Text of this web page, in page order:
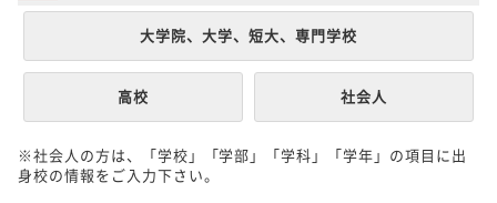
大学院、大学、短大、専門学校
高校 社会人
※社会人の方は、「学校」「学部」「学科」「学年」の項目に出
身校の情報をご入力下さい。